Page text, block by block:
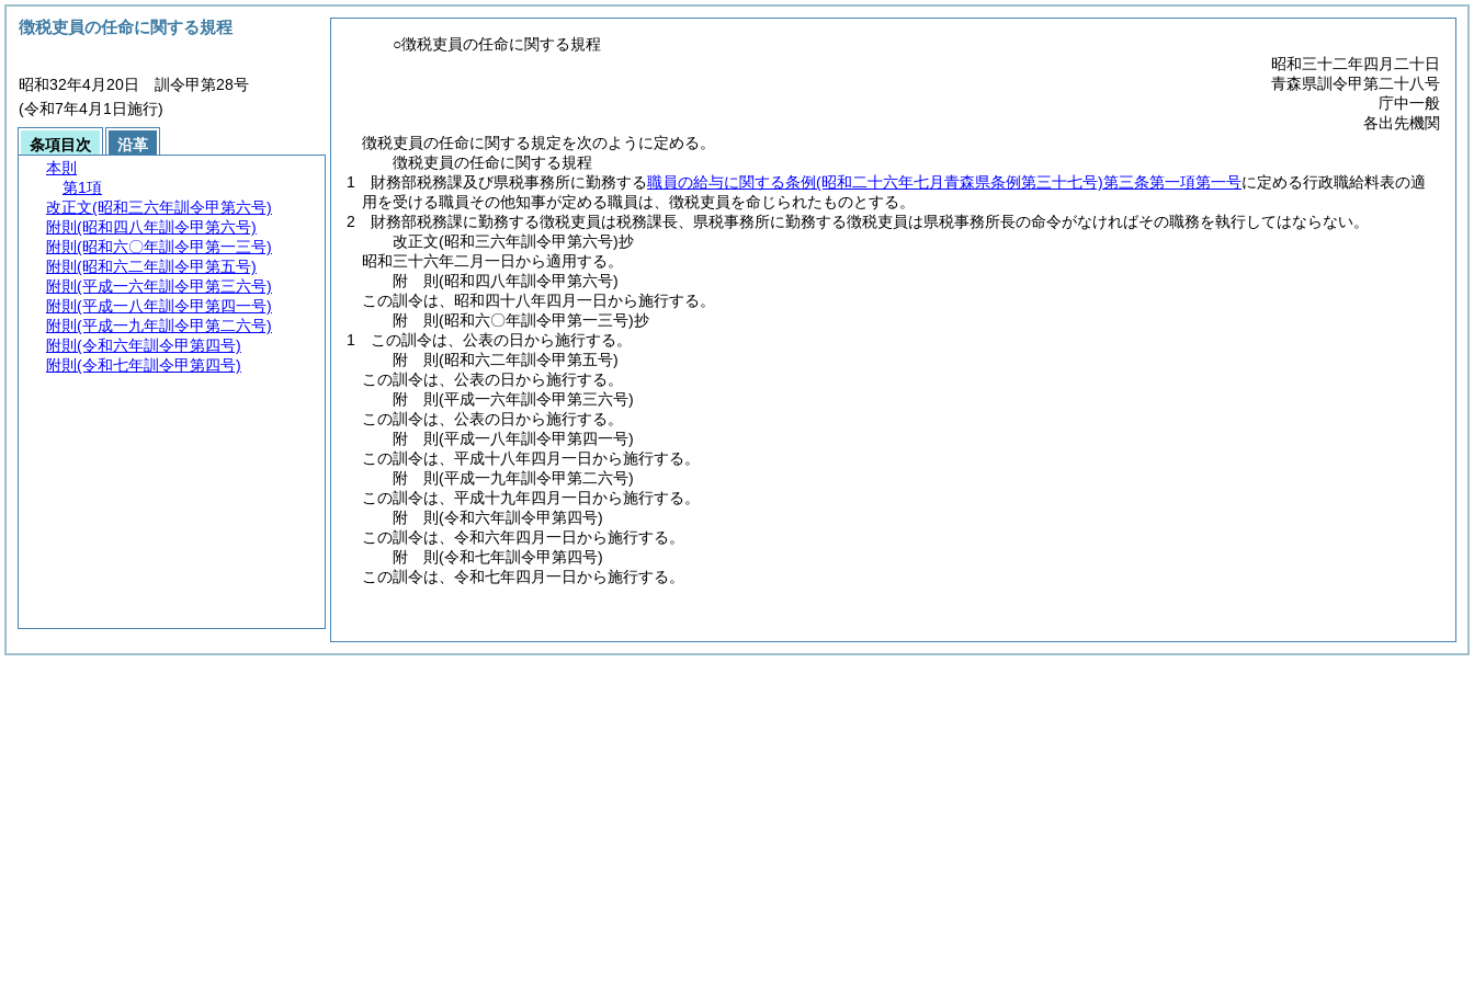
○徴税吏員の任命に関する規程
昭和三十二年四月二十日
青森県訓令甲第二十八号
庁中一般
各出先機関
徴税吏員の任命に関する規定を次のように定める。
徴税吏員の任命に関する規程
1 財務部税務課及び県税事務所に勤務する職員の給与に関する条例(昭和二十六年七月青森県条例第三十七号)第三条第一項第一号に定める行政職給料表の適
用を受ける職員その他知事が定める職員は、徴税吏員を命じられたものとする。
2 財務部税務課に勤務する徴税吏員は税務課長、県税事務所に勤務する徴税吏員は県税事務所長の命令がなければその職務を執行してはならない。
改正文(昭和三六年訓令甲第六号)抄
昭和三十六年二月一日から適用する。
附 則(昭和四八年訓令甲第六号)
この訓令は、昭和四十八年四月一日から施行する。
附 則(昭和六〇年訓令甲第一三号)抄
1
この訓令は、公表の日から施行する。
附 則(昭和六二年訓令甲第五号)
この訓令は、公表の日から施行する。
附 則(平成一六年訓令甲第三六号)
この訓令は、公表の日から施行する。
附 則(平成一八年訓令甲第四一号)
この訓令は、平成十八年四月一日から施行する。
附 則(平成一九年訓令甲第二六号)
この訓令は、平成十九年四月一日から施行する。
附 則(令和六年訓令甲第四号)
この訓令は、令和六年四月一日から施行する。
附 則(令和七年訓令甲第四号)
この訓令は、令和七年四月一日から施行する。
徴税吏員の任命に関する規程
昭和32年4月20日 訓令甲第28号
(令和7年4月1日施行)
条項目次
沿革
本則
第1項
改正文(昭和三六年訓令甲第六号)
附則 (昭和四八年訓令甲第六号)
附則 (昭和六〇年訓令甲第一三号)
附則 (昭和六二年訓令甲第五号)
附則 (平成一六年訓令甲第三六号)
附則 (平成一八年訓令甲第四一号)
附則 (平成一九年訓令甲第二六号)
附則 (令和六年訓令甲第四号)
附則 (令和七年訓令甲第四号)